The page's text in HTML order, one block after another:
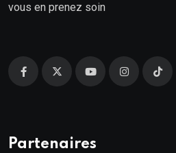
vous en prenez soin
Partenaires